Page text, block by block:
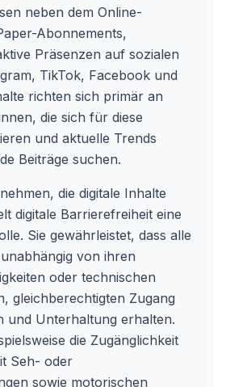
neben dem Online-
Abonnements,
Präsenzen auf sozialen
TikTok, Facebook und
richten sich primär an
die sich für diese
und aktuelle Trends
Beiträge suchen.
die digitale Inhalte
digitale Barrierefreiheit eine
Sie gewährleistet, dass alle
von ihren
oder technischen
gleichberechtigten Zugang
und Unterhaltung erhalten.
die Zugänglichkeit
Seh- oder
sowie motorischen